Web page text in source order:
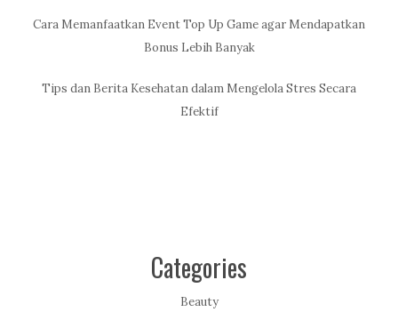
Cara Memanfaatkan Event Top Up Game agar Mendapatkan
Bonus Lebih Banyak
Tips dan Berita Kesehatan dalam Mengelola Stres Secara
Efektif
Categories
Beauty